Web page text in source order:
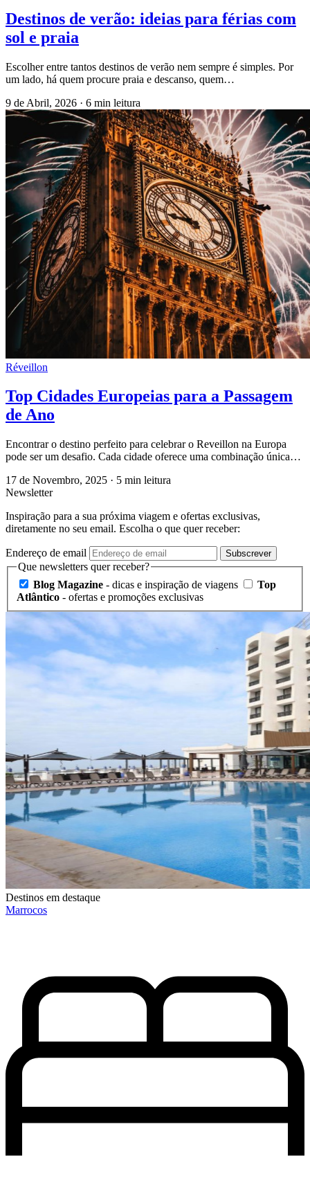
Destinos de verão: ideias para férias com
sol e praia
Escolher entre tantos destinos de verão nem sempre é simples. Por
um lado, há quem procure praia e descanso, quem…
9 de Abril, 2026 · 6 min leitura
Réveillon
Top Cidades Europeias para a Passagem
de Ano
Encontrar o destino perfeito para celebrar o Reveillon na Europa
pode ser um desafio. Cada cidade oferece uma combinação única…
17 de Novembro, 2025 · 5 min leitura
Newsletter
Inspiração para a sua próxima viagem e ofertas exclusivas,
diretamente no seu email. Escolha o que quer receber:
Endereço de email Subscrever
Que newsletters quer receber?
Blog Magazine - dicas e inspiração de viagens
Top
Atlântico - ofertas e promoções exclusivas
Destinos em destaque
Marrocos